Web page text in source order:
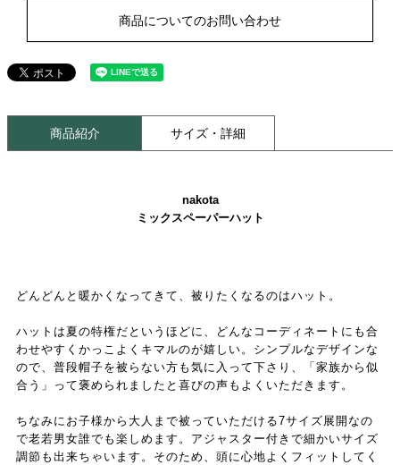
商品についてのお問い合わせ
商品紹介 サイズ・詳細
nakota
ミックスペーパーハット
どんどんと暖かくなってきて、被りたくなるのはハット。
ハットは夏の特権だというほどに、どんなコーディネートにも合
わせやすくかっこよくキマルのが嬉しい。シンプルなデザインな
ので、普段帽子を被らない方も気に入って下さり、「家族から似
合う」って褒められましたと喜びの声もよくいただきます。
ちなみにお子様から大人まで被っていただける7サイズ展開なの
で老若男女誰でも楽しめます。アジャスター付きで細かいサイズ
調節も出来ちゃいます。そのため、頭に心地よくフィットしてく